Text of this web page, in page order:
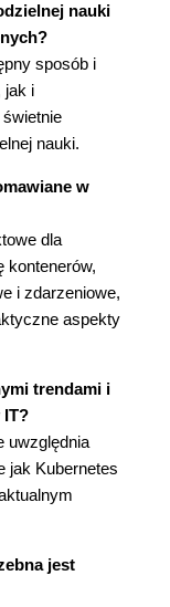
Redis
żądań
10%
za
działania
nauki
sposób i
jak i
nauki.
w
dla
kontenerów,
i zdarzeniowe,
aspekty
trendami i
IT?
uwzględnia
jak Kubernetes
jest